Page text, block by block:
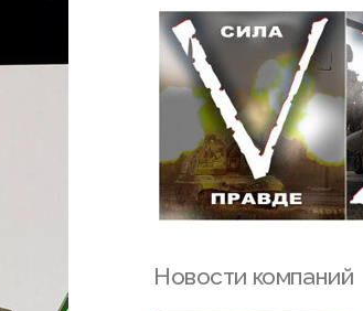
Новости компаний